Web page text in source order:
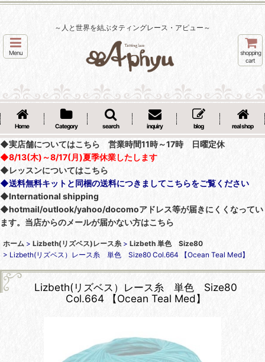
～人と世界を結ぶタティングレース・アピュー～
Menu
shopping
cart
Home Category search inquiry blog real shop
◆実店舗についてはこちら 営業時間11時～17時 日曜定休
◆8/13(木)～8/17(月)夏季休業したします
◆レッスンについてはこちら
◆送料無料キットと同梱の送料につきましてこちらをご覧ください
◆International shipping
◆hotmail/outlook/yahoo/docomoアドレス等が届きにくくなってい
ます。当店からのメールが届かない方はこちら
ホーム > Lizbeth(リズベス)レース糸 > Lizbeth 単色 Size80
> Lizbeth(リズベス）レース糸 単色 Size80 Col.664 【Ocean Teal Med】
Lizbeth(リズベス）レース糸 単色 Size80
Col.664 【Ocean Teal Med】